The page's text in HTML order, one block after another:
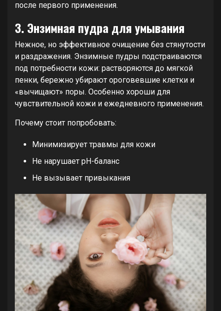
после первого применения.
3. Энзимная пудра для умывания
Нежное, но эффективное очищение без стянутости
и раздражения. Энзимные пудры подстраиваются
под потребности кожи: растворяются до мягкой
пенки, бережно убирают ороговевшие клетки и
«вычищают» поры. Особенно хороши для
чувствительной кожи и ежедневного применения.
Почему стоит попробовать:
Минимизирует травмы для кожи
Не нарушает pH-баланс
Не вызывает привыкания